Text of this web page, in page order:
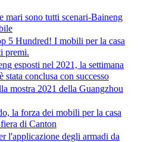
mari sono tutti scenari-Baineng
5 Hundred! I mobili per la casa
premi.
esposti nel 2021, la settimana
conclusa con successo
mostra 2021 della Guangzhou
la forza dei mobili per la casa
di Canton
l'applicazione degli armadi da